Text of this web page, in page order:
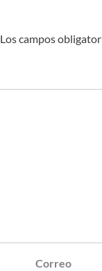
Los campos
Correo